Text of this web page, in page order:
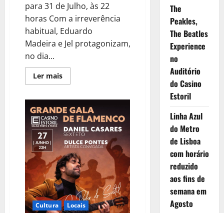
para 31 de Julho, às 22
horas Com a irreverência
habitual, Eduardo
Madeira e Jel protagonizam,
no dia...
Ler maisLeia
mais
com
Eduardo
Madeira e Jel no
Auditório
do
Casino
Estoril
Cultura
Locais
The
Peakles,
The Beatles
Experience
no
Auditório
do Casino
Estoril
Linha Azul
do Metro
de Lisboa
com horário
reduzido
aos fins de
semana em
Agosto